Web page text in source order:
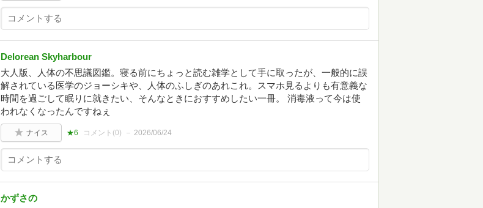
Delorean Skyharbour
大人版、人体の不思議図鑑。寝る前にちょっと読む雑学として手に取ったが、一般的に誤
解されている医学のジョーシキや、人体のふしぎのあれこれ。スマホ見るよりも有意義な
時間を過ごして眠りに就きたい、そんなときにおすすめしたい一冊。 消毒液って今は使
われなくなったんですねぇ
ナイス ★6 コメント(0) 2026/06/24
かずさの